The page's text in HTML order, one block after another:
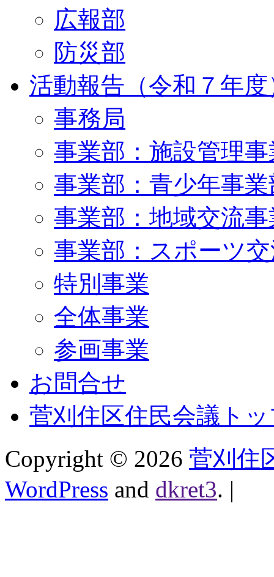
広報部
防災部
活動報告（令和７年度
事務局
事業部：施設管理
事業部：青少年事業
事業部：地域交流
事業部：スポーツ
特別事業
全体事業
参画事業
お問合せ
菅刈住区住民会議ト
Copyright © 2026 菅刈住
WordPress and dkret3. |